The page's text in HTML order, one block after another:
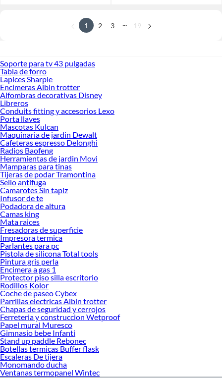
1 2 3 19
Soporte para tv 43 pulgadas
Tabla de forro
Lapices Sharpie
Encimeras Albin trotter
Alfombras decorativas Disney
Libreros
Conduits fitting y accesorios Lexo
Porta llaves
Mascotas Kulcan
Maquinaria de jardin Dewalt
Cafeteras espresso Delonghi
Radios Baofeng
Herramientas de jardin Movi
Mamparas para tinas
Tijeras de podar Tramontina
Sello antifuga
Camarotes Sin tapiz
Infusor de te
Podadora de altura
Camas king
Mata raices
Fresadoras de superficie
Impresora termica
Parlantes para pc
Pistola de silicona Total tools
Pintura gris perla
Encimera a gas 1
Protector piso silla escritorio
Rodillos Kolor
Coche de paseo Cybex
Parrillas electricas Albin trotter
Chapas de seguridad y cerrojos
Ferreteria y construccion Wetproof
Papel mural Muresco
Gimnasio bebe Infanti
Stand up paddle Rebonec
Botellas termicas Buffer flask
Escaleras De tijera
Monomando ducha
Ventanas termopanel Wintec